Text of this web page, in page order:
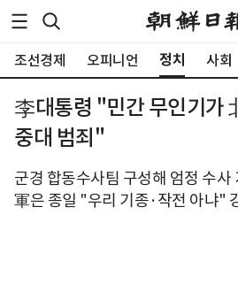
조선경제 오피니언 정치 사회
李대통령 "민간 무인기가
중대 범죄"
군경 합동수사팀 구성해 엄정 수사
軍은 종일 "우리 기종·작전 아냐"